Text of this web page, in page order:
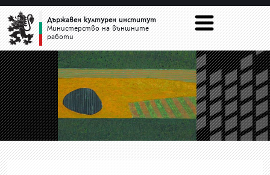
НОВИНИДържавен културен институт
Министерство на външните
работи